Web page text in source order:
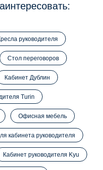
руководителя
Стол переговоров
Кабинет Дублин
Turin
Офисная мебель
кабинета руководителя
Кабинет руководителя Kyu